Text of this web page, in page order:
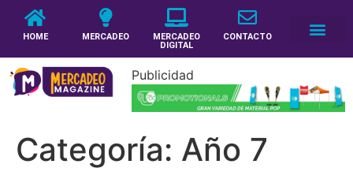
HOME MERCADEO
MERCADEO
DIGITAL
CONTACTO
Publicidad
Categoría: Año 7